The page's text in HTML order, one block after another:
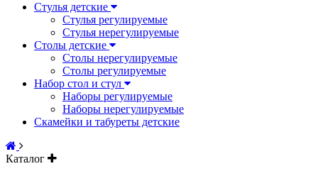
Стулья детские
Стулья регулируемые
Стулья нерегулируемые
Столы детские
Столы нерегулируемые
Столы регулируемые
Набор стол и стул
Наборы регулируемые
Наборы нерегулируемые
Скамейки и табуреты детские
Каталог